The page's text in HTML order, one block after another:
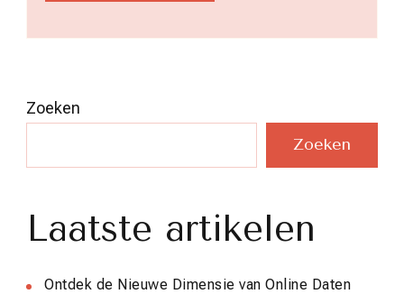
Zoeken
Zoeken
Laatste artikelen
Ontdek de Nieuwe Dimensie van Online Daten